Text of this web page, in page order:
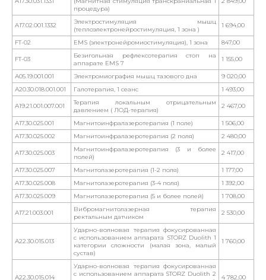
процедура)
A17.02.001.1332
Электростимуляция мышц
(теплоэлектронейростимуляция, 1 зона )
1 694,00
FT-02 EMS (электронейромиостимуляция), 1 зона 847,00
FT-03
Безигольная рефлексотерапия стоп на
аппарате EMS 7
1 155,00
А05.19.001.001 Электромиография мышц тазового дна
9 020,00
А20.30.018.001.001
Галотерапия, 1 сеанс 1 493,00
А19.21.001.007.001
Терапия локальным отрицательным
давлением ( ЛОД-терапия)
2 467,00
А17.30.025.001 Магнитоинфралазеротерапия (1 поле)
1 506,00
А17.30.025.002
Магнитоинфралазеротерапия (2 поля) 2 480,00
А17.30.025.003
Магнитоинфралазеротерапия (3 и более
полей)
2 417,00
А17.30.025.007 Магнитолазеротерапия (1-2 поля)
1 177,00
А17.30.025.008
Магнитолазеротерапия (3-4 поля)
1 392,00
А17.30.025.009
Магнитолазеротерапия (5 и более полей) 1 708,00
А17.21.003.001
Вибромагнитолазерная терапия
ректальным датчиком
2 530,00
А22.30.015.013
Ударно-волновая терапия фокусированная
с использованием аппарата STORZ Duolith 1
категории сложности (малая зона, малый
сустав)
1 760,00
А22.30.015.014
Ударно-волновая терапия фокусированная
с использованием аппарата STORZ Duolith 2
4 782,00